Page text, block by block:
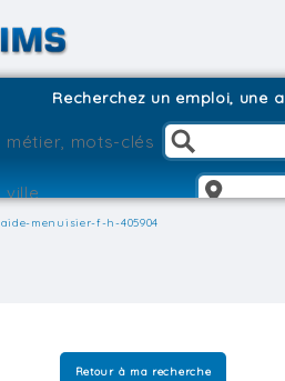
Recherchez un emploi, une
aide-menuisier-f-h-405904
Retour à ma recherche